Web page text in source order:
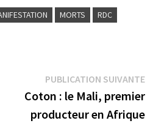
MORTS
RDC
précédente :
PUBLICATION SUIVANTE
Coton : le Mali, premier
producteur en Afrique